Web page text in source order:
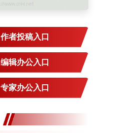
作者投稿入口
编辑办公入口
专家办公入口